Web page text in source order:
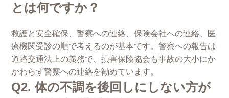
とは何ですか？
救護と安全確保、警察への連絡、保険会社への連絡、医
療機関受診の順で考えるのが基本です。警察への報告は
道路交通法上の義務で、損害保険協会も事故の大小にか
かわらず警察への連絡を勧めています。
Q2. 体の不調を後回しにしない方が